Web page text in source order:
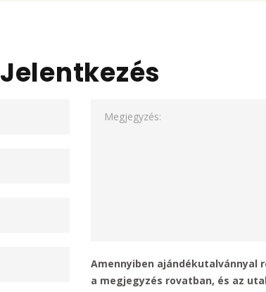
Jelentkezés
Megjegyzés:
Amennyiben ajándékutalvánnyal
a megjegyzés rovatban, és az